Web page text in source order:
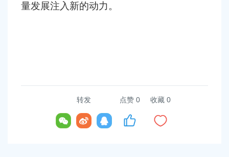
量发展注入新的动力。
转发 点赞 0 收藏 0